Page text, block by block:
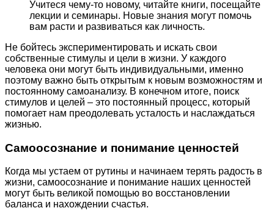
Учитеся чему-то новому, читайте книги, посещайте
лекции и семинары. Новые знания могут помочь
вам расти и развиваться как личность.
Не бойтесь экспериментировать и искать свои
собственные стимулы и цели в жизни. У каждого
человека они могут быть индивидуальными, именно
поэтому важно быть открытым к новым возможностям и
постоянному самоанализу. В конечном итоге, поиск
стимулов и целей – это постоянный процесс, который
помогает нам преодолевать усталость и наслаждаться
жизнью.
Самоосознание и понимание ценностей
Когда мы устаем от рутины и начинаем терять радость в
жизни, самоосознание и понимание наших ценностей
могут быть великой помощью во восстановлении
баланса и нахождении счастья.